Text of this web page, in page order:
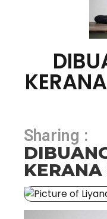
Sharing :
KERANA